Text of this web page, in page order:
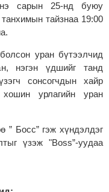
сарын 25-нд буюу
тайзнаа 19:00
уран бүтээлчид
нэгэн үдшийг танд
сонсогчдын хайр
урлагийн уран
” Босс” гэж хүндэлдэг
үзэж "Boss”-уудаа